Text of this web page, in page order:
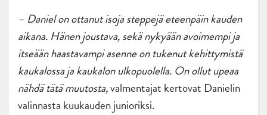
– Daniel on ottanut isoja steppejä eteenpäin kauden
aikana. Hänen joustava, sekä nykyään avoimempi ja
itseään haastavampi asenne on tukenut kehittymistä
kaukalossa ja kaukalon ulkopuolella. On ollut upeaa
nähdä tätä muutosta,valmentajat kertovat Danielin
valinnasta kuukauden junioriksi.